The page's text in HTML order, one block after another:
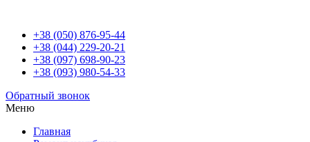
+38 (050) 876-95-44
+38 (044) 229-20-21
+38 (097) 698-90-23
+38 (093) 980-54-33
Обратный звонок
Меню
Главная